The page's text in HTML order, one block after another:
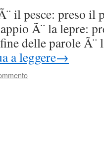
il pesce: preso il
Ã¨ la lepre:
delle parole Ã¨
a leggere→